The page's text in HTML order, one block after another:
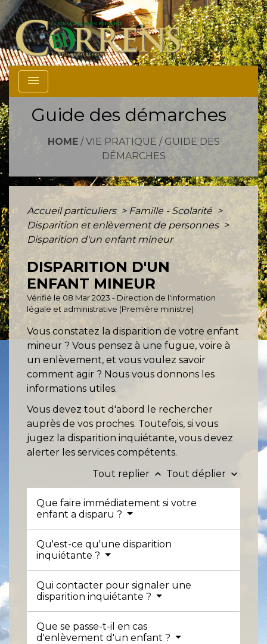
menu
Guide des démarches
HOME/ VIE PRATIQUE / GUIDE DES
DÉMARCHES
Accueil particuliers > Famille - Scolarité >
Disparition et enlèvement de personnes >
Disparition d'un enfant mineur
DISPARITION D'UN
ENFANT MINEUR
Vérifié le 08 Mar 2023 - Direction de l'information
légale et administrative (Première ministre)
Vous constatez la disparition de votre enfant
mineur ? Vous pensez à une fugue, voire à
un enlèvement, et vous voulez savoir
comment agir ? Nous vous donnons les
informations utiles.
Vous devez tout d'abord le rechercher
auprès de vos proches. Toutefois, si vous
jugez la disparition inquiétante, vous devez
alerter les services compétents.
Tout replier keyboard_arrow_up Tout déplier keyboard_arrow_down
Que faire immédiatement si votre
enfant a disparu ?
Qu'est-ce qu'une disparition
inquiétante ?
Qui contacter pour signaler une
disparition inquiétante ?
Que se passe-t-il en cas
d'enlèvement d'un enfant ?